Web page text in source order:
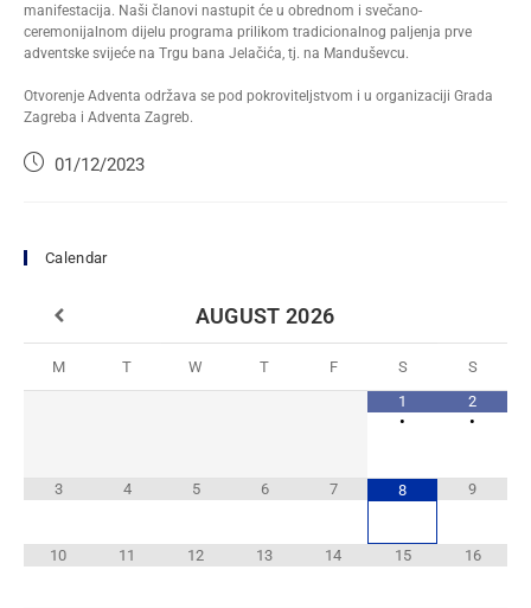
manifestacija. Naši članovi nastupit će u obrednom i svečano-
ceremonijalnom dijelu programa prilikom tradicionalnog paljenja prve
adventske svijeće na Trgu bana Jelačića, tj. na Manduševcu.
Otvorenje Adventa održava se pod pokroviteljstvom i u organizaciji Grada
Zagreba i Adventa Zagreb.
01/12/2023
Calendar
AUGUST 2026
M T W T F S
S
1
•
2
•
3 4 5 6 7 8 9
10 11 12 13 14 15 16